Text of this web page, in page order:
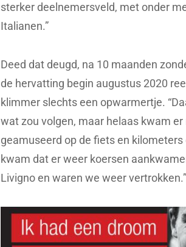
sterker deelnemersveld, met onder
Italianen.”
Deed dat deugd, na 10 maanden
de hervatting begin augustus 2020
klimmer slechts een opwarmertje.
wat zou volgen, maar helaas kwam
geamuseerd op de fiets en
kwam dat er weer koersen
Livigno en waren we weer vertrokken.”